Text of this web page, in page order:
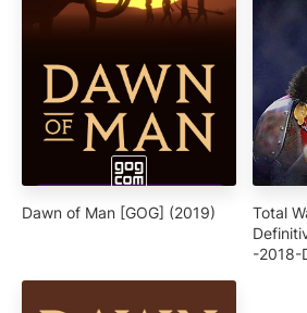
Dawn of Man [GOG] (2019)
Total
-2018-